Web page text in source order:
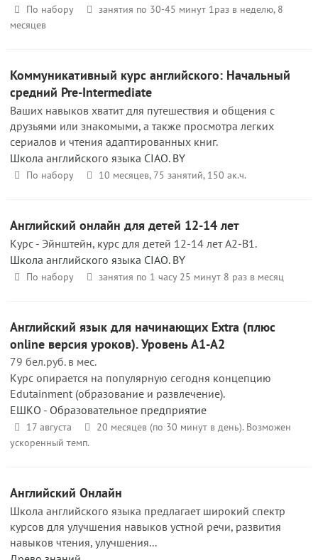
По набору
занятия по 30-45 минут 1раз в неделю, 8
месяцев
Коммуникативный курс английского: Начальный
средний Pre-Intermediate
Ваших навыков хватит для путешествия и общения с
друзьями или знакомыми, а также просмотра легких
сериалов и чтения адаптированных книг.
Школа английского языка CIAO. BY
По набору 10 месяцев, 75 занятий, 150 ак.ч.
Английский онлайн для детей 12-14 лет
Курс - Эйнштейн, курс для детей 12-14 лет A2-B1.
Школа английского языка CIAO. BY
По набору занятия по 1 часу 25 минут 8 раз в месяц
Английский язык для начинающих Extra (плюс
online версия уроков). Уровень A1-А2
79 бел.руб. в мес.
Курс опирается на популярную сегодня концепцию
Edutainment (образование и развлечение).
ЕШКО - Образовательное предприятие
17 августа
20 месяцев (по 30 минут в день). Возможен
ускоренный темп.
Английский Онлайн
Школа английского языка предлагает широкий спектр
курсов для улучшения навыков устной речи, развития
навыков чтения, улучшения...